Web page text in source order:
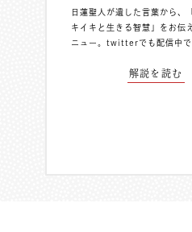
日蓮聖人が遺した言葉から、
キイキと生きる智慧」をお伝
ニュー。 twitterでも配信中
解説を読む